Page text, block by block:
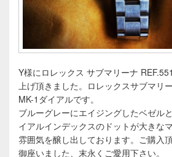
Y様にロレックス サブマリーナ
上げ頂きました。ロレックスサブマリ
MK-1ダイアルです。
ブルーグレーにエイジングしたベゼル
イアルインデックスのドットが大きな
雰囲気を醸し出しております。ご購入
御座いました、末永くご愛用下さい。